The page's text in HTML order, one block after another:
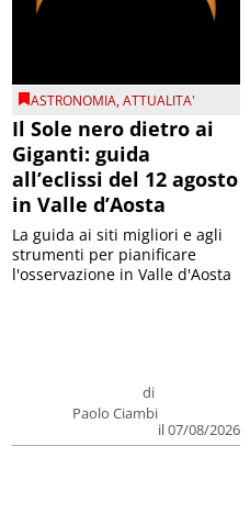
ASTRONOMIA,ATTUALITA'
Il Sole nero dietro ai
Giganti: guida
all’eclissi del 12 agosto
in Valle d’Aosta
di
Paolo Ciambi
il 07/08/2026
La guida ai siti migliori e agli
strumenti per pianificare
l'osservazione in Valle d'Aosta